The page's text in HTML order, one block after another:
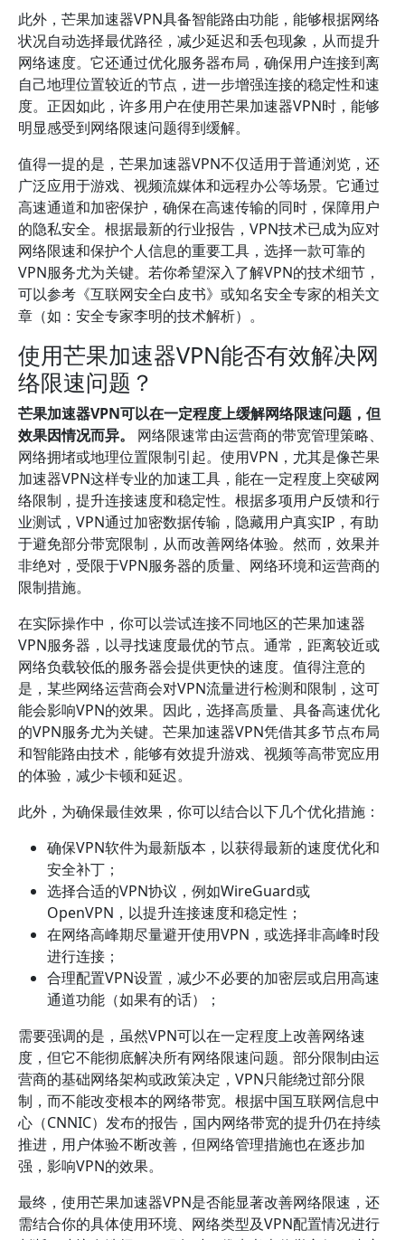
此外，芒果加速器VPN具备智能路由功能，能够根据网络
状况自动选择最优路径，减少延迟和丢包现象，从而提升
网络速度。它还通过优化服务器布局，确保用户连接到离
自己地理位置较近的节点，进一步增强连接的稳定性和速
度。正因如此，许多用户在使用芒果加速器VPN时，能够
明显感受到网络限速问题得到缓解。
值得一提的是，芒果加速器VPN不仅适用于普通浏览，还
广泛应用于游戏、视频流媒体和远程办公等场景。它通过
高速通道和加密保护，确保在高速传输的同时，保障用户
的隐私安全。根据最新的行业报告，VPN技术已成为应对
网络限速和保护个人信息的重要工具，选择一款可靠的
VPN服务尤为关键。若你希望深入了解VPN的技术细节，
可以参考《互联网安全白皮书》或知名安全专家的相关文
章（如：安全专家李明的技术解析）。
使用芒果加速器VPN能否有效解决网
络限速问题？
芒果加速器VPN可以在一定程度上缓解网络限速问题，但
效果因情况而异。
网络限速常由运营商的带宽管理策略、
网络拥堵或地理位置限制引起。使用VPN，尤其是像芒果
加速器VPN这样专业的加速工具，能在一定程度上突破网
络限制，提升连接速度和稳定性。根据多项用户反馈和行
业测试，VPN通过加密数据传输，隐藏用户真实IP，有助
于避免部分带宽限制，从而改善网络体验。然而，效果并
非绝对，受限于VPN服务器的质量、网络环境和运营商的
限制措施。
在实际操作中，你可以尝试连接不同地区的芒果加速器
VPN服务器，以寻找速度最优的节点。通常，距离较近或
网络负载较低的服务器会提供更快的速度。值得注意的
是，某些网络运营商会对VPN流量进行检测和限制，这可
能会影响VPN的效果。因此，选择高质量、具备高速优化
的VPN服务尤为关键。芒果加速器VPN凭借其多节点布局
和智能路由技术，能够有效提升游戏、视频等高带宽应用
的体验，减少卡顿和延迟。
此外，为确保最佳效果，你可以结合以下几个优化措施：
确保VPN软件为最新版本，以获得最新的速度优化和
安全补丁；
选择合适的VPN协议，例如WireGuard或
OpenVPN，以提升连接速度和稳定性；
在网络高峰期尽量避开使用VPN，或选择非高峰时段
进行连接；
合理配置VPN设置，减少不必要的加密层或启用高速
通道功能（如果有的话）；
需要强调的是，虽然VPN可以在一定程度上改善网络速
度，但它不能彻底解决所有网络限速问题。部分限制由运
营商的基础网络架构或政策决定，VPN只能绕过部分限
制，而不能改变根本的网络带宽。根据中国互联网信息中
心（CNNIC）发布的报告，国内网络带宽的提升仍在持续
推进，用户体验不断改善，但网络管理措施也在逐步加
强，影响VPN的效果。
最终，使用芒果加速器VPN是否能显著改善网络限速，还
需结合你的具体使用环境、网络类型及VPN配置情况进行